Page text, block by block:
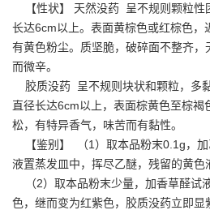
【性状】 天然没药 呈不规则颗粒性
长达6cm以上。表面黄棕色或红棕色，
有黄色粉尘。质坚脆，破碎面不整齐
而微辛。
胶质没药 呈不规则块状和颗粒，多
直径长达6cm以上，表面棕黄色至棕褐
松，有特异香气，味苦而有黏性。
【鉴别】 （1）取本品粉末0.1g，加
液置蒸发皿中，挥尽乙醚，残留的黄色
（2）取本品粉末少量，加香草醛试
色，继而变为红紫色，胶质没药立即显